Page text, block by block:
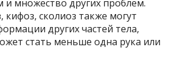
множество других проблем.
кифоз, сколиоз также могут
других частей тела,
стать меньше одна рука или